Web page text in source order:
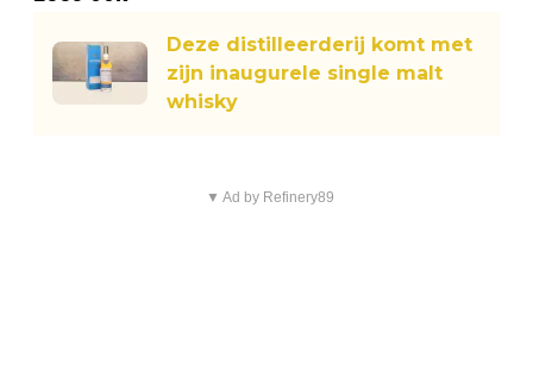
Deze distilleerderij komt met
zijn inaugurele single malt
whisky
▼ Ad by Refinery89